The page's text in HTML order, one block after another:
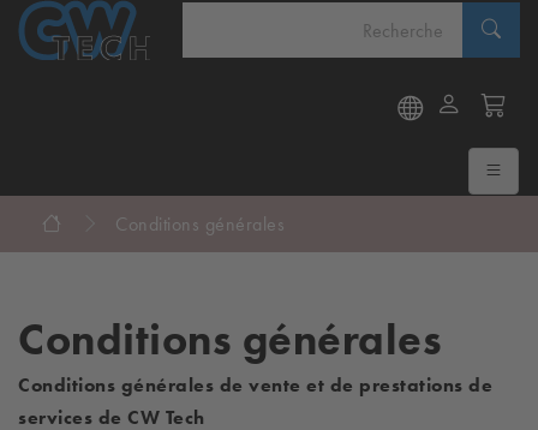
Conditions générales
Conditions générales
Conditions générales de vente et de prestations de
services de CW Tech